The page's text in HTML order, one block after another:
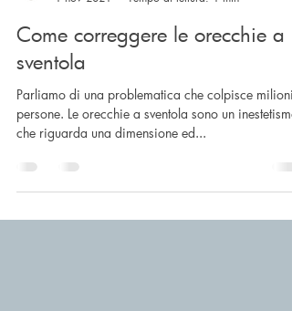
1 nov 2021
Tempo di lettura: 1 min
Come correggere le orecchie a
sventola
Parliamo di una problematica che colpisce milioni
persone. Le orecchie a sventola sono un inestetismo
che riguarda una dimensione ed...